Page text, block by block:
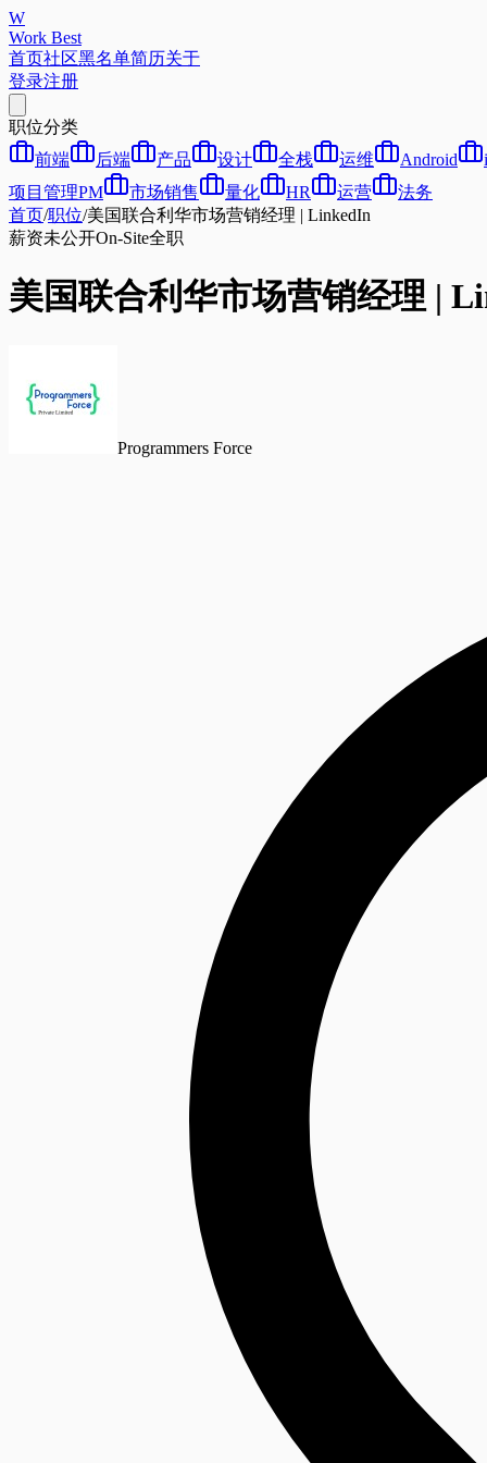
W
Work Best
首页社区黑名单简历关于
登录注册
职位分类
前端
后端 产品 设计 全栈 运维 Android
项目管理PM
市场销售 量化 HR 运营
法务
首页/职位/美国联合利华市场营销经理 | LinkedIn
薪资未公开On-Site全职
美国联合利华市场营销经理 |
Programmers Force